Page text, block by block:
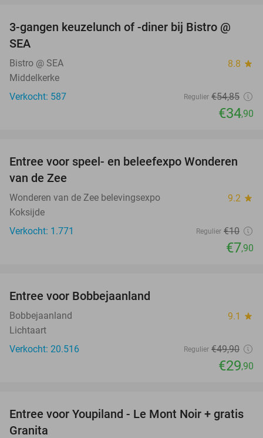
36%
3-gangen keuzelunch of -diner bij Bistro @
SEA
Bistro @ SEA 8.8 star
Middelkerke
Verkocht: 587
Regulier €54,85
€34,90
21%
Entree voor speel- en beleefexpo Wonderen
van de Zee
Wonderen van de Zee belevingsexpo 9.2 star
Koksijde
Verkocht: 1.771
Regulier €10
€7,90
Entree voor Bobbejaanland
Bobbejaanland 9.1 star
Lichtaart
Verkocht: 20.516
Regulier €49,90
€29,90
47%
Entree voor Youpiland - Le Mont Noir + gratis
Granita